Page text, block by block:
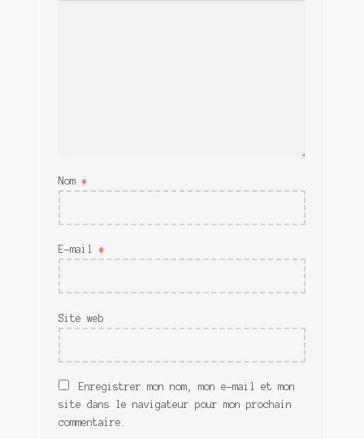
Nom *
E-mail *
Site web
Enregistrer mon nom, mon e-mail et mon
site dans le navigateur pour mon prochain
commentaire.